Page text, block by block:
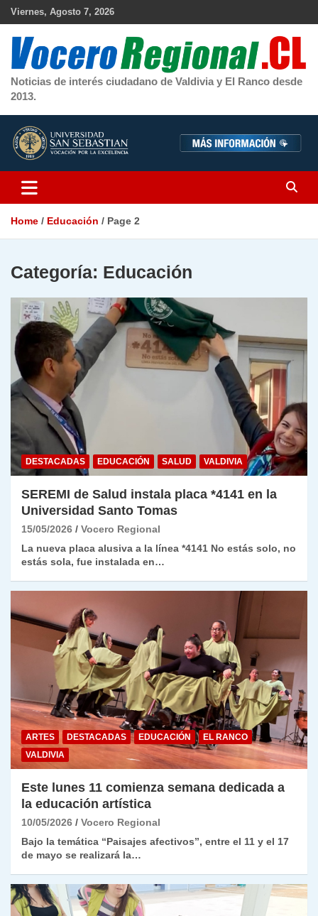
Skip
Viernes, Agosto 7, 2026
Noticias de interés ciudadano de Valdivia y El Ranco desde
2013.
Home Educación Page 2
Categoría: Educación
DESTACADAS EDUCACIÓN SALUD VALDIVIA
SEREMI de Salud instala placa *4141 en la
Universidad Santo Tomas
15/05/2026
Vocero Regional
La nueva placa alusiva a la línea *4141 No estás solo, no
estás sola, fue instalada en…
ARTES DESTACADAS EDUCACIÓN
EL RANCO
VALDIVIA
Este lunes 11 comienza semana dedicada a
la educación artística
10/05/2026
Vocero Regional
Bajo la temática “Paisajes afectivos”, entre el 11 y el 17
de mayo se realizará la…